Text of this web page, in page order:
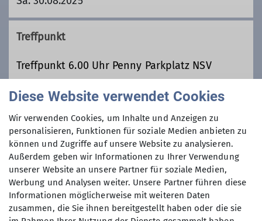
Treffpunkt
Treffpunkt 6.00 Uhr Penny Parkplatz NSV
Organisation
Norman Cantori
015152808044
Diese Website verwendet Cookies
Wir verwenden Cookies, um Inhalte und Anzeigen zu
personalisieren, Funktionen für soziale Medien anbieten zu
können und Zugriffe auf unsere Website zu analysieren.
Außerdem geben wir Informationen zu Ihrer Verwendung
unserer Website an unsere Partner für soziale Medien,
Werbung und Analysen weiter. Unsere Partner führen diese
Informationen möglicherweise mit weiteren Daten
zusammen, die Sie ihnen bereitgestellt haben oder die sie